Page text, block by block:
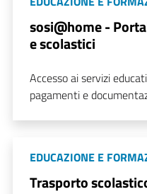
sosi@home -
e scolastici
Accesso ai servizi
pagamenti e
EDUCAZIONE E
Trasporto